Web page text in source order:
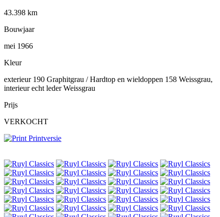
43.398 km
Bouwjaar
mei 1966
Kleur
exterieur 190 Graphitgrau / Hardtop en wieldoppen 158 Weissgrau,
interieur echt leder Weissgrau
Prijs
VERKOCHT
Printversie